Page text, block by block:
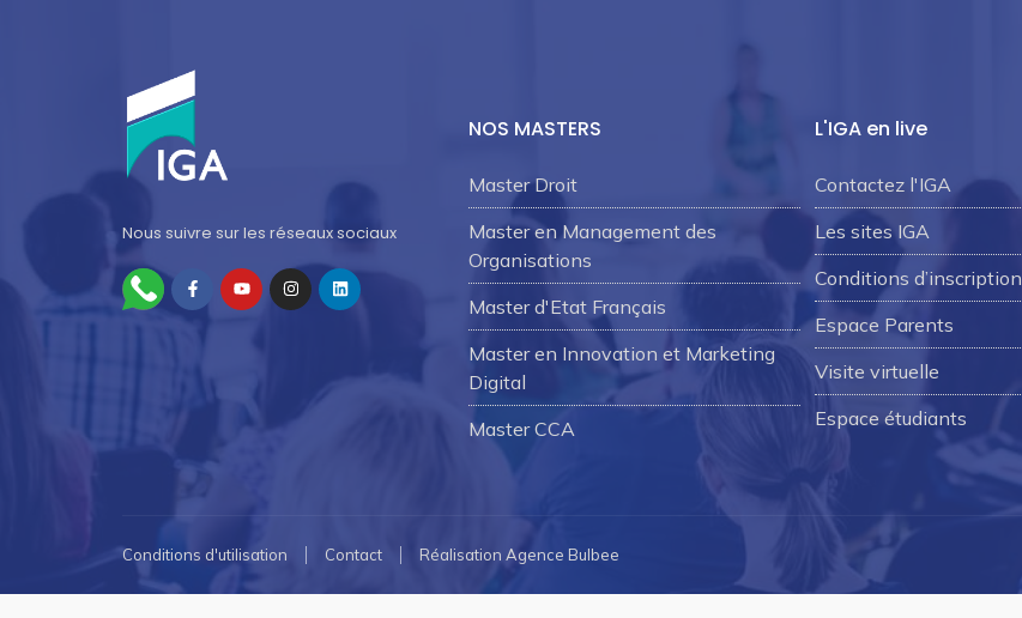
Nous suivre sur les réseaux sociaux
NOS MASTERS
Master Droit
Master en Management des
Organisations
Master d'Etat Français
Master en Innovation et Marketing
Digital
Master CCA
L'IGA en live
Contactez l'IGA
Les sites IGA
Conditions d’inscription
Espace Parents
Visite virtuelle
Espace étudiants
Conditions d'utilisation Contact Réalisation Agence Bulbee